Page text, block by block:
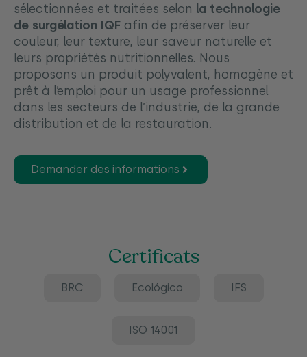
sélectionnées et traitées selon la technologie
de surgélation IQF afin de préserver leur
couleur, leur texture, leur saveur naturelle et
leurs propriétés nutritionnelles. Nous
proposons un produit polyvalent, homogène et
prêt à l’emploi pour un usage professionnel
dans les secteurs de l’industrie, de la grande
distribution et de la restauration.
Demander des informations
Certificats
BRC Ecológico IFS
ISO 14001